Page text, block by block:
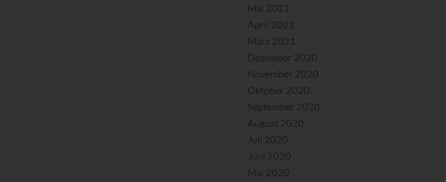
Mai 2021
April 2021
März 2021
Dezember 2020
November 2020
Oktober 2020
September 2020
August 2020
Juli 2020
Juni 2020
Mai 2020